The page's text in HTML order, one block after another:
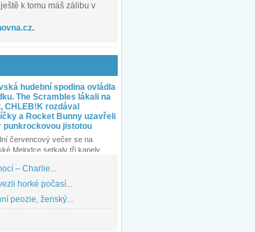
k tomu máš zálibu v
.
hudební spodina ovládla
The Scrambles lákali na
CHLEB!K rozdával
a Rocket Bunny uzavřeli
punkrockovou jistotou
červencový večer se na
Melodce setkaly tři kapely...
– Charlie...
horké počasí...
peozie, ženský...